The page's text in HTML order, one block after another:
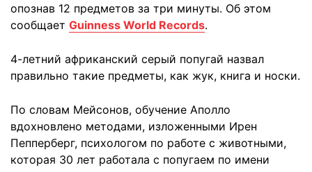
опознав 12 предметов за три минуты. Об этом
сообщает Guinness World Records.
4-летний африканский серый попугай назвал
правильно такие предметы, как жук, книга и носки.
По словам Мейсонов, обучение Аполло
вдохновлено методами, изложенными Ирен
Пепперберг, психологом по работе с животными,
которая 30 лет работала с попугаем по имени